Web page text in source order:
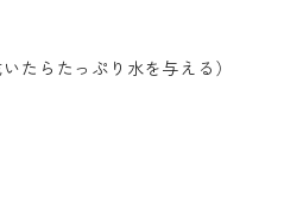
たらたっぷり水を与える）